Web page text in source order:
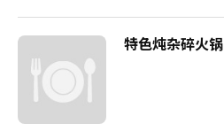
特色炖杂碎火锅